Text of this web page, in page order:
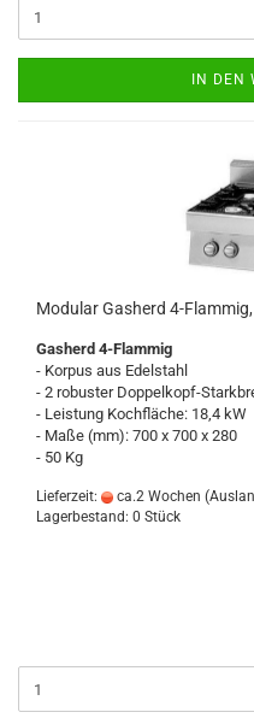
IN DEN
Modular Gasherd 4-
Gasherd 4-Flammig
- Korpus aus Edelstahl
- 2 robuster Doppelkopf-
- Leistung Kochfläche: 18,4 kW
- Maße (mm): 700 x 700 x 280
- 50 Kg
Lieferzeit: ca.2 Wochen
Lagerbestand: 0 Stück